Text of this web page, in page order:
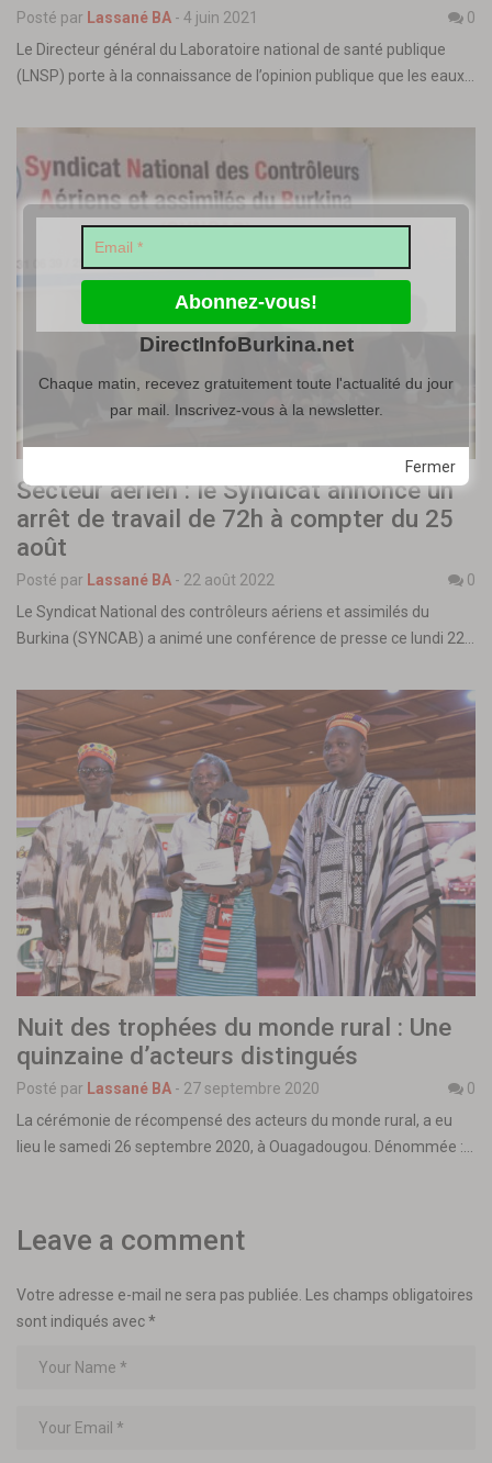
Posté par Lassané BA - 4 juin 2021
0
Le Directeur général du Laboratoire national de santé publique
(LNSP) porte à la connaissance de l’opinion publique que les eaux…
Secteur aérien : le Syndicat annonce un
arrêt de travail de 72h à compter du 25
août
Posté par Lassané BA - 22 août 2022
0
Le Syndicat National des contrôleurs aériens et assimilés du
Burkina (SYNCAB) a animé une conférence de presse ce lundi 22…
Nuit des trophées du monde rural : Une
quinzaine d’acteurs distingués
Posté par Lassané BA - 27 septembre 2020
0
La cérémonie de récompensé des acteurs du monde rural, a eu
lieu le samedi 26 septembre 2020, à Ouagadougou. Dénommée :…
Leave a comment
Votre adresse e-mail ne sera pas publiée. Les champs obligatoires
sont indiqués avec*
Fermer
DirectInfoBurkina.net
Chaque matin, recevez gratuitement toute l'actualité du jour
par mail. Inscrivez-vous à la newsletter.